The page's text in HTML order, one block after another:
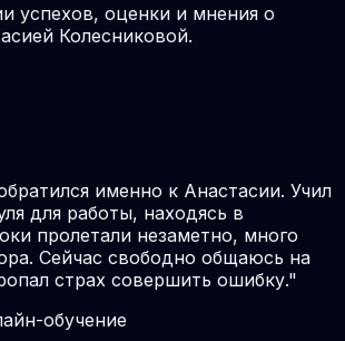
успехов, оценки и мнения о
Колесниковой.
именно к Анастасии. Учил
для работы, находясь в
пролетали незаметно, много
Сейчас свободно общаюсь на
страх совершить ошибку."
обучение